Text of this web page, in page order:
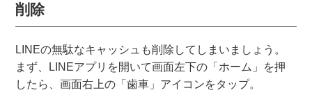
削除
LINEの無駄なキャッシュも削除してしまいましょう。
まず、LINEアプリを開いて画面左下の「ホーム」を押
したら、画面右上の「歯車」アイコンをタップ。